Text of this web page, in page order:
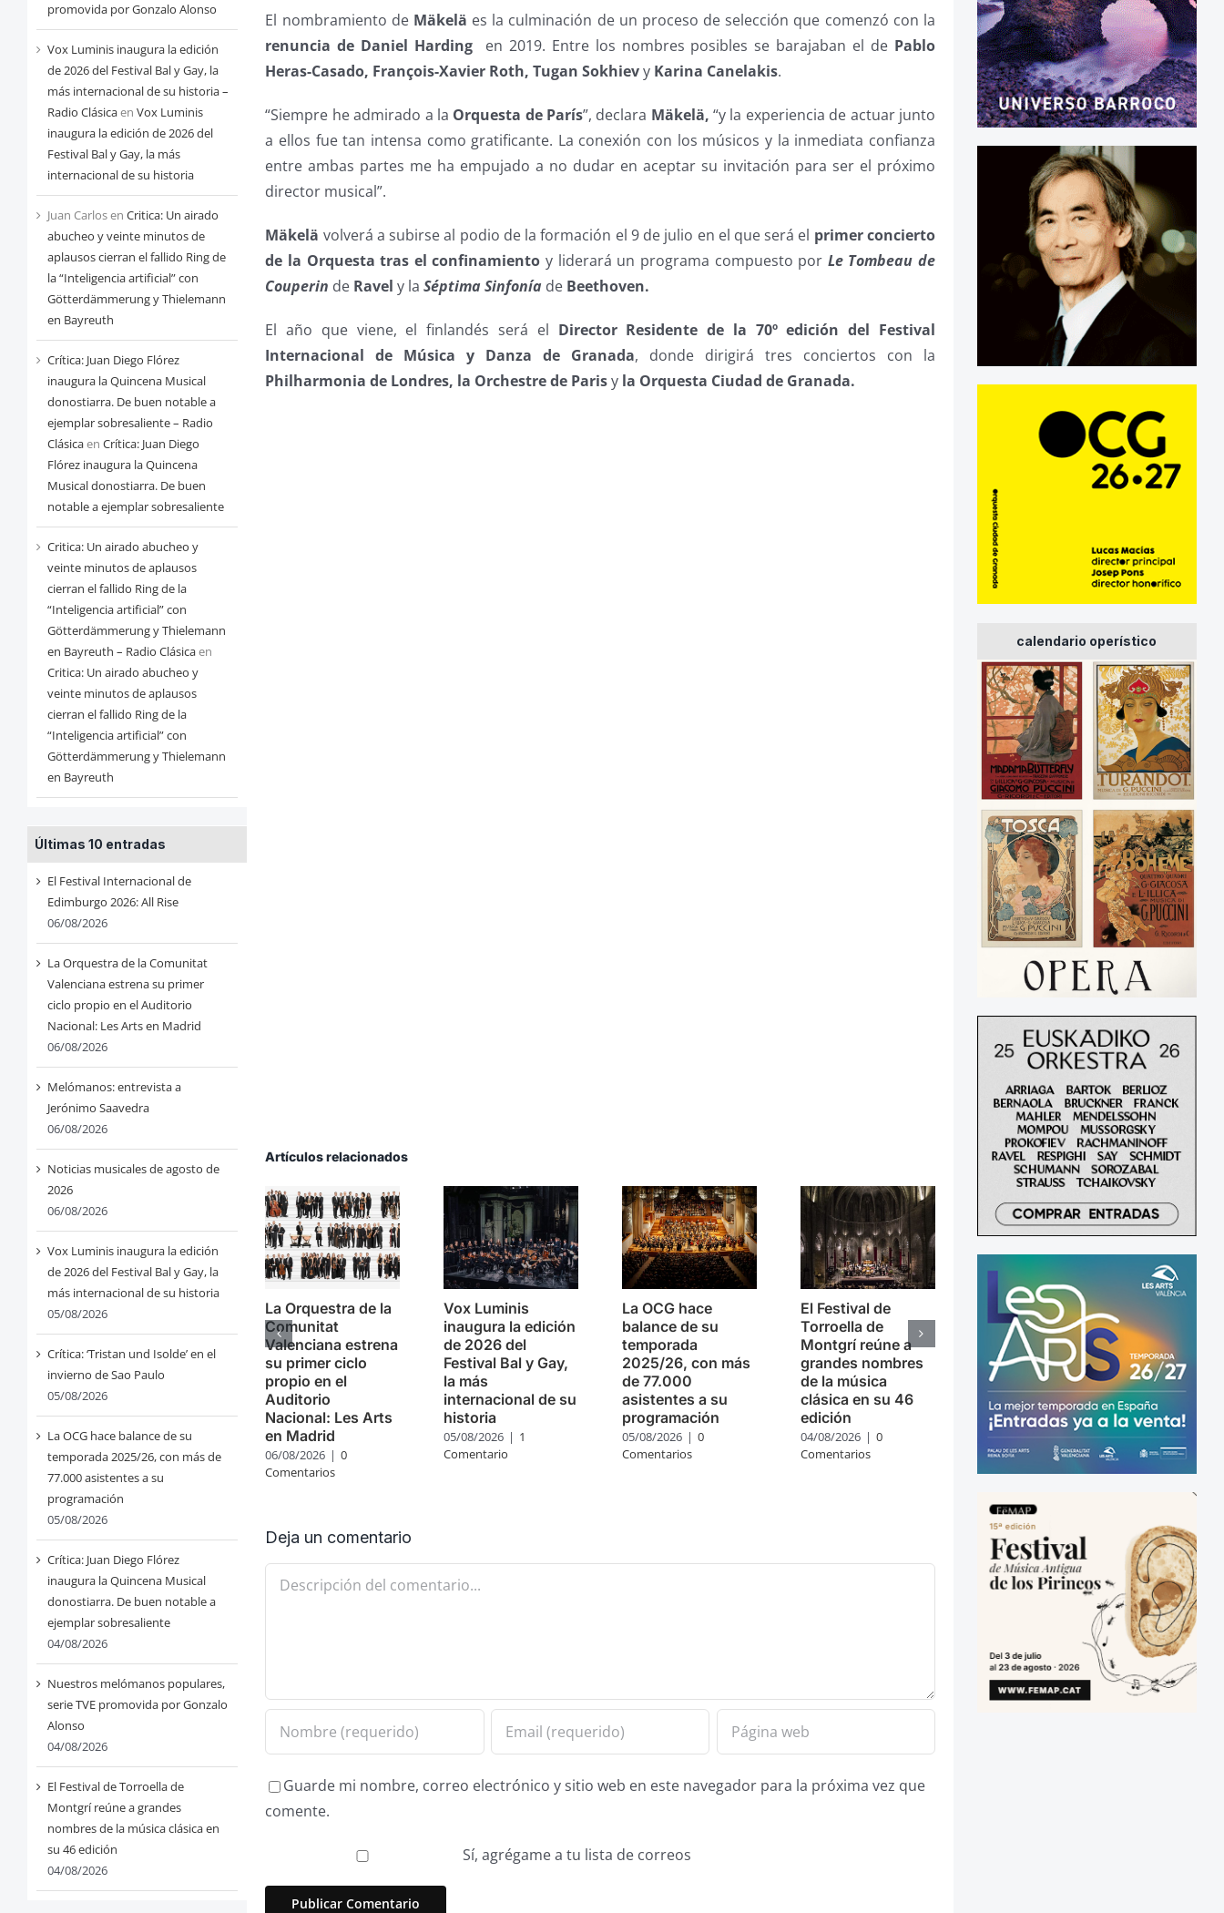
promovida por Gonzalo Alonso
Vox Luminis inaugura la edición
de 2026 del Festival Bal y Gay, la
más internacional de su historia –
Radio Clásicaen Vox Luminis
inaugura la edición de 2026 del
Festival Bal y Gay, la más
internacional de su historia
Juan Carlosen Critica: Un airado
abucheo y veinte minutos de
aplausos cierran el fallido Ring de
la “Inteligencia artificial” con
Götterdämmerung y Thielemann
en Bayreuth
Crítica: Juan Diego Flórez
inaugura la Quincena Musical
donostiarra. De buen notable a
ejemplar sobresaliente – Radio
Clásicaen Crítica: Juan Diego
Flórez inaugura la Quincena
Musical donostiarra. De buen
notable a ejemplar sobresaliente
Critica: Un airado abucheo y
veinte minutos de aplausos
cierran el fallido Ring de la
“Inteligencia artificial” con
Götterdämmerung y Thielemann
en Bayreuth – Radio Clásicaen
Critica: Un airado abucheo y
veinte minutos de aplausos
cierran el fallido Ring de la
“Inteligencia artificial” con
Götterdämmerung y Thielemann
en Bayreuth
Últimas 10 entradas
El Festival Internacional de
Edimburgo 2026: All Rise
06/08/2026
La Orquestra de la Comunitat
Valenciana estrena su primer
ciclo propio en el Auditorio
Nacional: Les Arts en Madrid
06/08/2026
Melómanos: entrevista a
Jerónimo Saavedra
06/08/2026
Noticias musicales de agosto de
2026
06/08/2026
Vox Luminis inaugura la edición
de 2026 del Festival Bal y Gay, la
más internacional de su historia
05/08/2026
Crítica: ‘Tristan und Isolde’ en el
invierno de Sao Paulo
05/08/2026
La OCG hace balance de su
temporada 2025/26, con más de
77.000 asistentes a su
programación
05/08/2026
Crítica: Juan Diego Flórez
inaugura la Quincena Musical
donostiarra. De buen notable a
ejemplar sobresaliente
04/08/2026
Nuestros melómanos populares,
serie TVE promovida por Gonzalo
Alonso
04/08/2026
El Festival de Torroella de
Montgrí reúne a grandes
nombres de la música clásica en
su 46 edición
04/08/2026
El nombramiento de Mäkelä es la culminación de un proceso de selección que comenzó con la
renuncia de Daniel Harding
en 2019. Entre los nombres posibles se barajaban el de Pablo
Heras-Casado, François-Xavier Roth, Tugan Sokhievy Karina Canelakis.
“Siempre he admirado a la Orquesta de París”, declara Mäkelä, “y la experiencia de actuar junto
a ellos fue tan intensa como gratificante. La conexión con los músicos y la inmediata confianza
entre ambas partes me ha empujado a no dudar en aceptar su invitación para ser el próximo
director musical”.
Mäkelä volverá a subirse al podio de la formación el 9 de julio en el que será el primer concierto
de la Orquesta tras el confinamiento y liderará un programa compuesto por Le Tombeau de
Couperin de Ravel y laSéptima Sinfonía de Beethoven.
El año que viene, el finlandés será el Director Residente de la 70º edición del Festival
Internacional de Música y Danza de Granada, donde dirigirá tres conciertos con la
Philharmonia de Londres, la Orchestre de Parisy la Orquesta Ciudad de Granada.
Artículos relacionados
La Orquestra de la
Comunitat
Valenciana estrena
su primer ciclo
propio en el
Auditorio
Nacional: Les Arts
en Madrid
06/08/2026 | 0
Comentarios
Vox Luminis
inaugura la edición
de 2026 del
Festival Bal y Gay,
la más
internacional de su
historia
05/08/2026 | 1
Comentario
La OCG hace
balance de su
temporada
2025/26, con más
de 77.000
asistentes a su
programación
05/08/2026 | 0
Comentarios
El Festival de
Torroella de
Montgrí reúne a
grandes nombres
de la música
clásica en su 46
edición
04/08/2026 | 0
Comentarios
Deja un comentario
Comentario
Guarde mi nombre, correo electrónico y sitio web en este navegador para la próxima vez que
comente.
Sí, agrégame a tu lista de correos
calendario operístico